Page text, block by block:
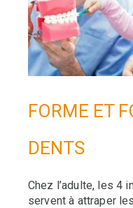
FORME ET
DENTS
Chez l’adulte, les 4
servent à attraper